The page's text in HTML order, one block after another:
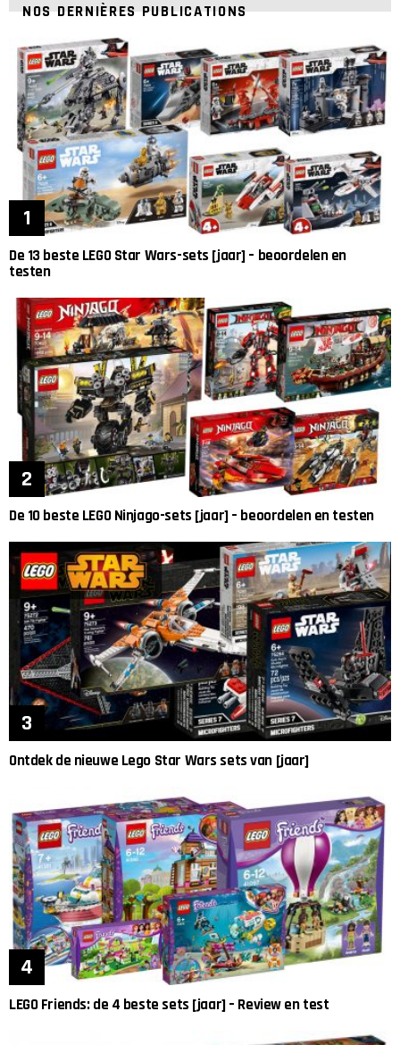
NOS DERNIÈRES PUBLICATIONS
De 13 beste LEGO Star Wars-sets [jaar] – beoordelen en
testen
De 10 beste LEGO Ninjago-sets [jaar] – beoordelen en testen
Ontdek de nieuwe Lego Star Wars sets van [jaar]
LEGO Friends: de 4 beste sets [jaar] – Review en test